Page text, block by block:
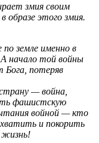
змия своим
образе этого змия.
земле именно в
А начало той войны
Бога, потеряв
— война,
фашистскую
войной — кто
и покорить
жизнь!